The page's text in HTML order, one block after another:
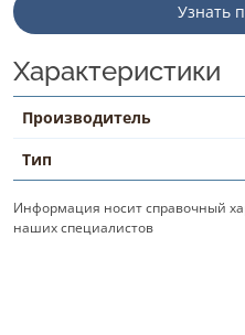
Узнать
Характеристики
Производитель
Тип
Информация носит справочный
наших специалистов